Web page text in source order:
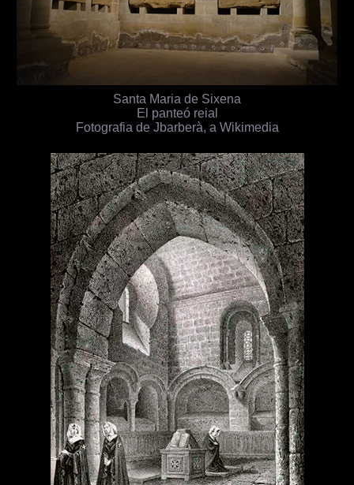
Santa Maria de Sixena
El panteó reial
Fotografia de Jbarberà, a Wikimedia